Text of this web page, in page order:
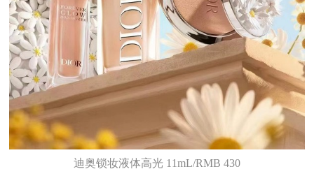
迪奥锁妆液体高光 11mL/RMB 430